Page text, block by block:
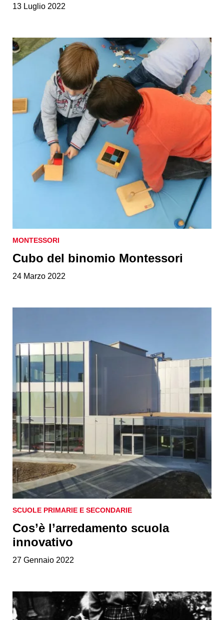
13 Luglio 2022
MONTESSORI
Cubo del binomio Montessori
24 Marzo 2022
SCUOLE PRIMARIE E SECONDARIE
Cos’è l’arredamento scuola
innovativo
27 Gennaio 2022